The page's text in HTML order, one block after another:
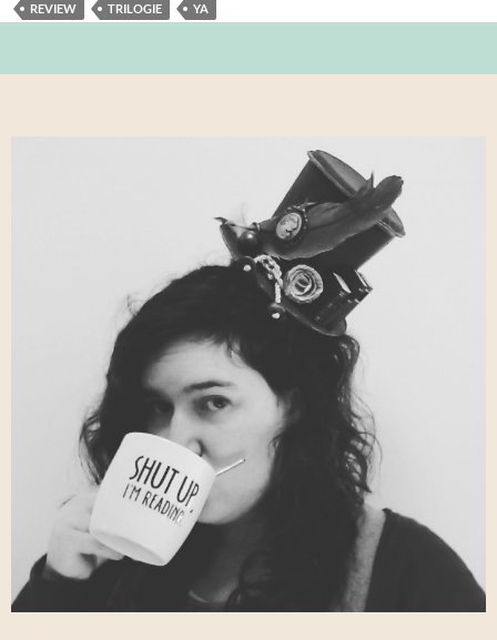
REVIEW
TRILOGIE YA